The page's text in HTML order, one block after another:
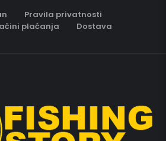
Pravila privatnosti
plaćanja Dostava